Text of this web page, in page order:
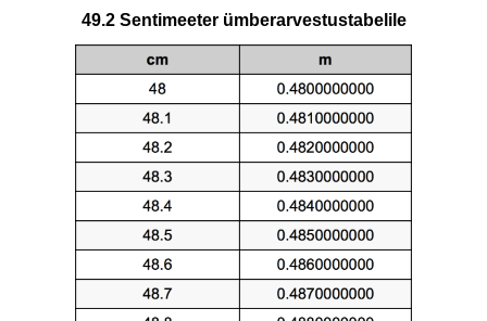
49.2 Sentimeeter ümberarvestustabelile